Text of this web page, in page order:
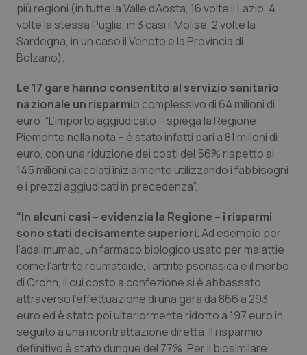
Marche
Molise
Piemonte
Provincia Autonoma di Bolzano
Provincia Autonoma di Trento
Puglia
Sardegna
Sicilia
Toscana
Umbria
Donna & Salute
Epatiti
HIV
Infezioni & Febbre
Ipertensione & Scompenso
Malattie rare
Malattia di Crohn & Rettocolite Ulcerosa
Neuroscienze & patologie neurodegenerative
Obesità
Oftalmologia
più regioni (in tutte la Valle d’Aosta, 16 volte il Lazio, 4
volte la stessa Puglia, in 3 casi il Molise, 2 volte la
Sardegna, in un caso il Veneto e la Provincia di
Bolzano).
Le 17 gare hanno consentito al servizio sanitario
nazionale un risparmio complessivo di 64 milioni di
euro. “L’importo aggiudicato – spiega la Regione
Piemonte nella nota – è stato infatti pari a 81 milioni di
euro, con una riduzione dei costi del 56% rispetto ai
145 milioni calcolati inizialmente utilizzando i fabbisogni
e i prezzi aggiudicati in precedenza”.
“In alcuni casi – evidenzia la Regione – i risparmi
sono stati decisamente superiori.Ad esempio per
l’adalimumab, un farmaco biologico usato per malattie
come l’artrite reumatoide, l’artrite psoriasica e il morbo
di Crohn, il cui costo a confezione si è abbassato
attraverso l’effettuazione di una gara da 866 a 293
euro ed è stato poi ulteriormente ridotto a 197 euro in
seguito a una ricontrattazione diretta. Il risparmio
definitivo è stato dunque del 77%. Per il biosimilare